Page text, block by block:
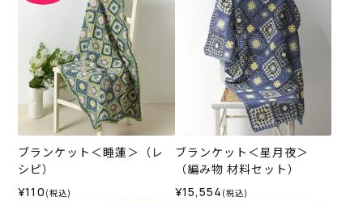
ブランケット＜睡蓮＞（レ
シピ）
¥110 (税込)
ブランケット＜星月夜＞
（編み物 材料セット）
¥15,554 (税込)